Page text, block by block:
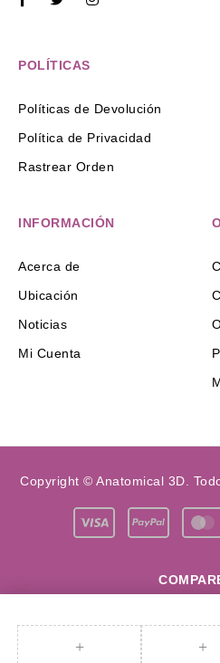
POLÍTICAS
Políticas de Devolución
Política de Privacidad
Rastrear Orden
INFORMACIÓN
Acerca de
Ubicación
Noticias
Mi Cuenta
Copyright © Anatomical 3D.